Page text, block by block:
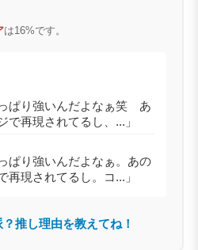
は16%です。
ぱり強いんだよなぁ笑 あ
で再現されてるし、...」
ぱり強いんだよなぁ。あの
再現されてるし。コ...」
推し理由を教えてね！